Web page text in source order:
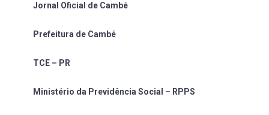
Jornal Oficial de Cambé
Prefeitura de Cambé
TCE – PR
Ministério da Previdência Social – RPPS